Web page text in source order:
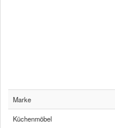
Marke
Küchenmöbel